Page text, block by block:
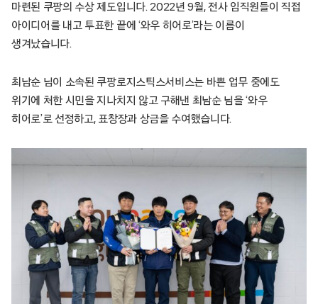
마련된 쿠팡의 수상 제도입니다. 2022년 9월, 전사 임직원들이 직접
아이디어를 내고 투표한 끝에 ‘와우 히어로’라는 이름이
생겨났습니다.
최남순 님이 소속된 쿠팡로지스틱스서비스는 바쁜 업무 중에도
위기에 처한 시민을 지나치지 않고 구해낸 최남순 님을 ‘와우
히어로’로 선정하고, 표창장과 상금을 수여했습니다.